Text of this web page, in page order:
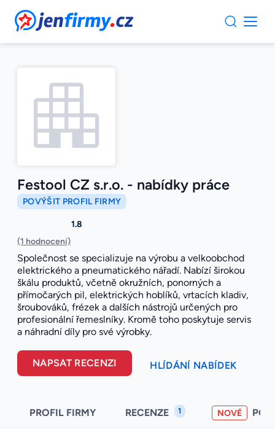
JenFirmy.cz
Festool CZ s.r.o. - nabídky práce
POVÝŠIT PROFIL FIRMY
1.8
(1 hodnocení)
Společnost se specializuje na výrobu a velkoobchod
elektrického a pneumatického nářadí. Nabízí širokou
škálu produktů, včetně okružních, ponorných a
přímočarých pil, elektrických hoblíků, vrtacích kladiv,
šroubováků, frézek a dalších nástrojů určených pro
profesionální řemeslníky. Kromě toho poskytuje servis
a náhradní díly pro své výrobky.
NAPSAT RECENZI HLÍDÁNÍ NABÍDEK
PROFIL FIRMY RECENZE 1 NOVÉ